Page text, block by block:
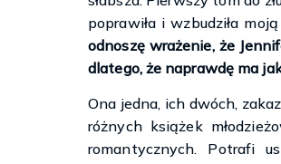
poprawiła i wzbudziła
odnoszę wrażenie, że
dlatego, że naprawdę ma
Ona jedna, ich dwóch,
różnych książek
romantycznych. Potrafi